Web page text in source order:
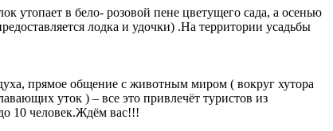
утопает в бело- розовой пене цветущего сада, а осенью
лодка и удочки) .На территории усадьбы
прямое общение с животным миром ( вокруг хутора
уток ) – все это привлечёт туристов из
10 человек.Ждём вас!!!